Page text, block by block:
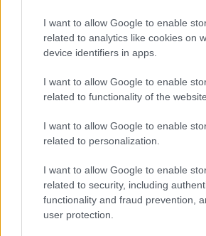
I want to allow Google to enable
related to analytics like cookies on
device identifiers in apps.
I want to allow Google to enable
related to functionality of the
I want to allow Google to enable
related to personalization.
I want to allow Google to enable
related to security, including
functionality and fraud prevention,
user protection.
ΕΛΛΑΔΑ 13/08/2024 14:23
Δεν πέφτει καρφίτσα στη